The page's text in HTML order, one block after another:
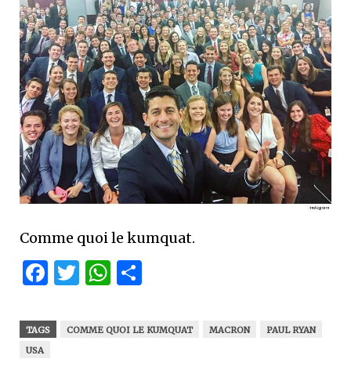
Comme quoi le kumquat.
Facebook
Twitter
WhatsApp
TAGS COMME QUOI LE KUMQUAT MACRON
PAUL RYAN
USA